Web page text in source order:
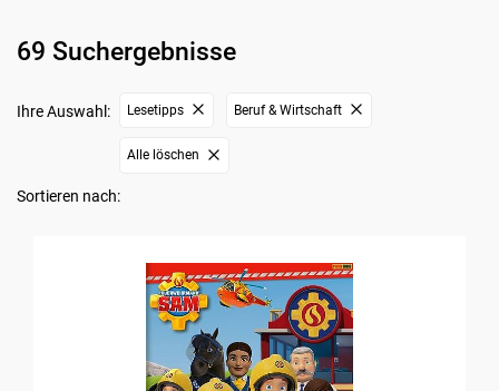
69 Suchergebnisse
Ihre Auswahl: Lesetipps Beruf & Wirtschaft
Alle löschen
Sortieren nach: